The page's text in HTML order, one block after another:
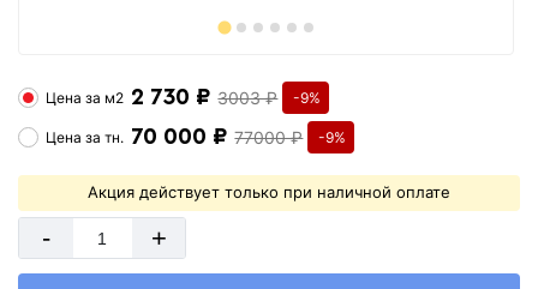
Цена за м2 2 730 ₽ 3003 ₽ -9%
Цена затн. 70 000 ₽ 77000 ₽ -9%
Акция действует только при наличной оплате
- +